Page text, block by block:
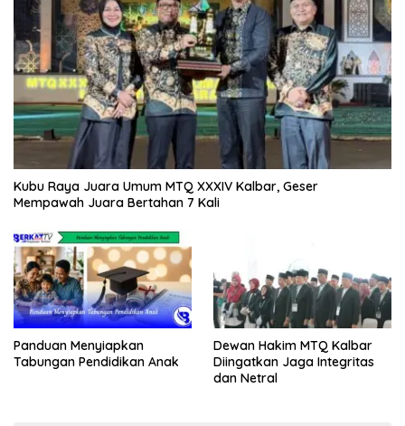
Kubu Raya Juara Umum MTQ XXXIV Kalbar, Geser
Mempawah Juara Bertahan 7 Kali
Panduan Menyiapkan
Tabungan Pendidikan Anak
Dewan Hakim MTQ Kalbar
Diingatkan Jaga Integritas
dan Netral